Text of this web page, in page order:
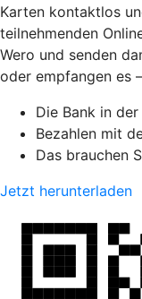
Karten kontaktlos
teilnehmenden
Wero und senden
oder empfangen es
Die Bank in der
Bezahlen mit
Das brauchen
Jetzt herunterladen